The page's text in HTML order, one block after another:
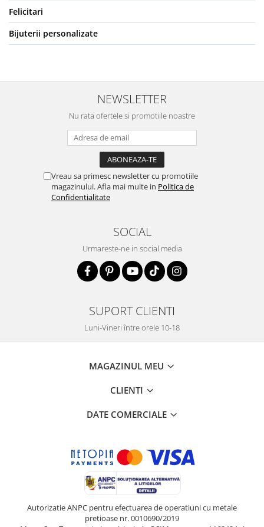
Felicitari
Bijuterii personalizate
NEWSLETTER
Nu rata ofertele si promotiile noastre
Vreau sa primesc newsletter cu promotiile
magazinului. Afla mai multe in Politica de
Confidentialitate
SOCIAL
Urmareste-ne in social media
SUPORT CLIENTI
Luni-Vineri între orele 10-18
MAGAZINUL MEU
CLIENTI
DATE COMERCIALE
Autorizatie ANPC pentru efectuarea de operatiuni cu metale
pretioase nr. 0010690/2019